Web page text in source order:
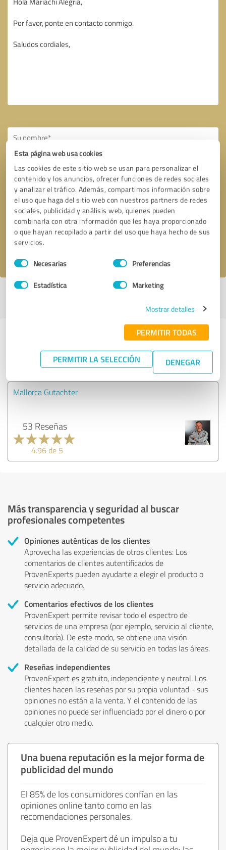
Esta página web usa cookies
Las cookies de este sitio web se usan para personalizar el
contenido y los anuncios, ofrecer funciones de redes sociales
y analizar el tráfico. Además, compartimos información sobre
el uso que haga del sitio web con nuestros partners de redes
sociales, publicidad y análisis web, quienes pueden
combinarla con otra información que les haya proporcionado
o que hayan recopilado a partir del uso que haya hecho de sus
servicios.
Selección
de
Necesarias Preferencias
Estadística Marketing
Mostrar detalles
PERMITIR TODAS
PERMITIR LA SELECCIÓN DENEGAR
Solicitar una llamada * campos obligatorios
Enviar reseña
Experiencias con otros
proveedores de servicios del sector
Servicios
Mallorca Gutachter
53 Reseñas
4.96 de 5
Más transparencia y seguridad al buscar
profesionales competentes
Opiniones auténticas de los clientes
Aprovecha las experiencias de otros clientes: Los
comentarios de clientes autentificados de
ProvenExperts pueden ayudarte a elegir el producto o
servicio adecuado.
Comentarios efectivos de los clientes
ProvenExpert permite revisar todo el espectro de
servicios de una empresa (por ejemplo, servicio al cliente,
consultoría). De este modo, se obtiene una visión
detallada de la calidad de su servicio en todas las áreas.
Reseñas independientes
ProvenExpert es gratuito, independiente y neutral. Los
clientes hacen las reseñas por su propia voluntad - sus
opiniones no están a la venta. Y el contenido de las
opiniones no puede ser influenciado por el dinero o por
cualquier otro medio.
Una buena reputación es la mejor forma de
publicidad del mundo
El 85% de los consumidores confían en las
opiniones online tanto como en las
recomendaciones personales.
Deja que ProvenExpert dé un impulso a tu